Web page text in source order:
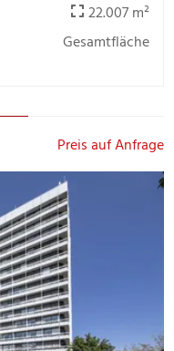
22.007 m²
Gesamtfläche
Preis auf Anfrage